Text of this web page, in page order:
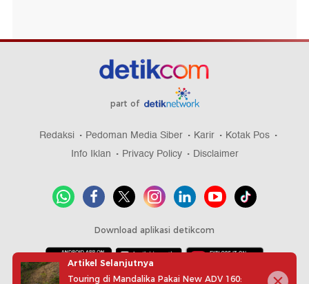
part of
Redaksi Pedoman Media Siber Karir
Kotak Pos
Info Iklan
Privacy Policy Disclaimer
Download aplikasi detikcom
Artikel Selanjutnya
Touring di Mandalika Pakai New ADV 160: